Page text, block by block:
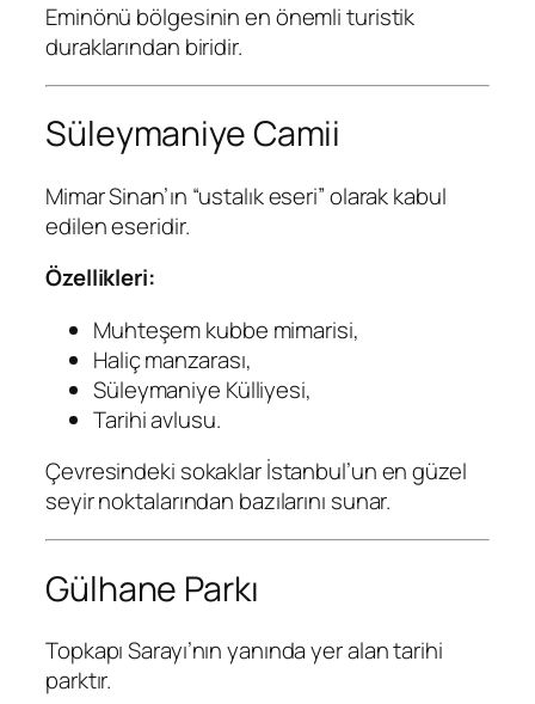
Eminönü bölgesinin en önemli turistik
duraklarından biridir.
Süleymaniye Camii
Mimar Sinan’ın “ustalık eseri” olarak kabul
edilen eseridir.
Özellikleri:
Muhteşem kubbe mimarisi,
Haliç manzarası,
Süleymaniye Külliyesi,
Tarihi avlusu.
Çevresindeki sokaklar İstanbul’un en güzel
seyir noktalarından bazılarını sunar.
Gülhane Parkı
Topkapı Sarayı’nın yanında yer alan tarihi
parktır.